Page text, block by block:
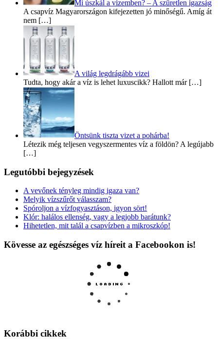
Mi úszkál a vizemben? – A szűretlen igazság
A csapvíz Magyarországon kifejezetten jó minőségű. Amíg át
nem […]
A világ legdrágább vizei
Tudta, hogy akár a víz is lehet luxuscikk? Hallott már […]
Öntsünk tiszta vizet a pohárba!
Létezik még teljesen vegyszermentes víz a földön? A legújabb
[…]
Legutóbbi bejegyzések
A vevőnek tényleg mindig igaza van?
Melyik vízszűrőt válasszam?
Spóroljon a vízfogyasztáson, igyon sört!
Klór: halálos ellenség, vagy a legjobb barátunk?
Hihetetlen, mit talál a csapvízben a mikroszkóp!
Kövesse az egészséges víz híreit a Facebookon is!
Korábbi cikkek